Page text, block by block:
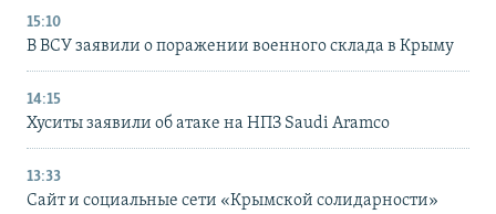
15:10
В ВСУ заявили о поражении военного склада в Крыму
14:15
Хуситы заявили об атаке на НПЗ Saudi Aramco
13:33
Сайт и социальные сети «Крымской солидарности»